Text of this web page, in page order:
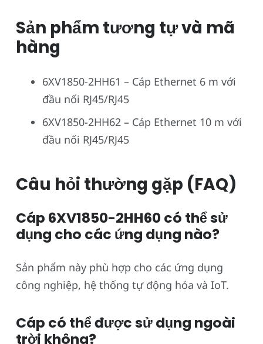
Sản phẩm tương tự và mã
hàng
6XV1850-2HH61 – Cáp Ethernet 6 m với
đầu nối RJ45/RJ45
6XV1850-2HH62 – Cáp Ethernet 10 m với
đầu nối RJ45/RJ45
Câu hỏi thường gặp (FAQ)
Cáp 6XV1850-2HH60 có thể sử
dụng cho các ứng dụng nào?
Sản phẩm này phù hợp cho các ứng dụng
công nghiệp, hệ thống tự động hóa và IoT.
Cáp có thể được sử dụng ngoài
trời không?